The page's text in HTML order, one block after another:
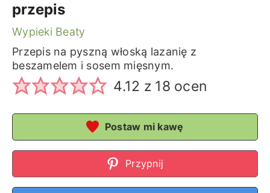
przepis
Wypieki Beaty
Przepis na pyszną włoską lazanię z
beszamelem i sosem mięsnym.
4.12 z 18 ocen
Postaw mi kawę
Przypnij